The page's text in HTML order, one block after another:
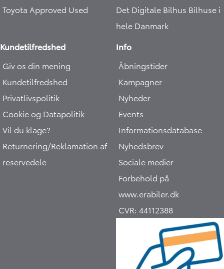
Toyota Approved Used
Det Digitale Bilhus Bilhuse i
hele Danmark
Kundetilfredshed
Giv os din mening
Kundetilfredshed
Privatlivspolitik
Cookie og Datapolitik
Vil du klage?
Returnering/Reklamation af
reservedele
Info
Åbningstider
Kampagner
Nyheder
Events
Informationsdatabase
Nyhedsbrev
Sociale medier
Forbehold på
www.erabiler.dk
CVR:44112388